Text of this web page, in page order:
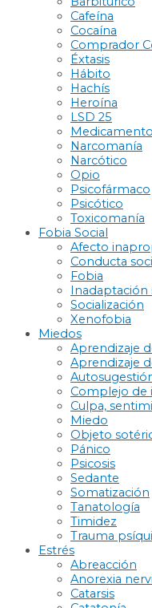
Cafeína
Cocaína
Comprador
Éxtasis
Hábito
Hachís
Heroína
LSD 25
Narcomanía
Narcótico
Opio
Psicofármaco
Psicótico
Toxicomanía
Fobia Social
Afecto
Conducta
Fobia
Inadaptación
Socialización
Xenofobia
Miedos
Aprendizaje
Aprendizaje
Complejo de
Culpa,
Miedo
Objeto
Pánico
Psicosis
Sedante
Somatización
Tanatología
Timidez
Trauma
Estrés
Abreacción
Anorexia
Catarsis